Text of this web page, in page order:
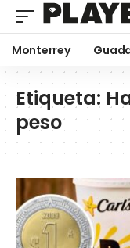
Monterrey
Etiqueta:
peso